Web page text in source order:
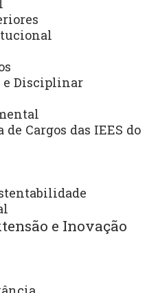
e Disciplinar
Cargos das IEES do
e Inovação